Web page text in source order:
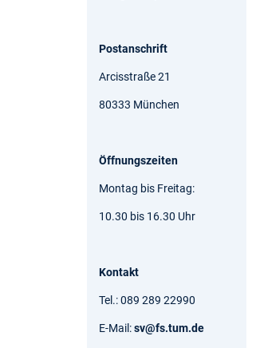
Postanschrift
Arcisstraße 21
80333 München
Öffnungszeiten
Montag bis Freitag:
10.30 bis 16.30 Uhr
Kontakt
Tel.: 089 289 22990
E-Mail:sv@fs.tum.de